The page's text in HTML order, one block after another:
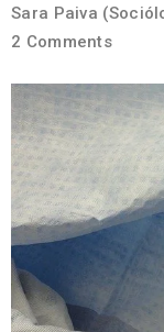
Sara Paiva
2 Comments